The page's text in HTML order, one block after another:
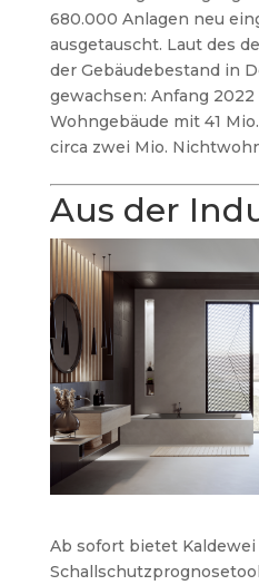
680.000 Anlagen neu
ausgetauscht. Laut des
der Gebäudebestand in
gewachsen: Anfang 2022
Wohngebäude mit 41
circa zwei Mio.
Aus der
Ab sofort bietet Kaldewei